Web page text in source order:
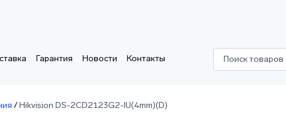
Гарантия Новости Контакты Поиск товаров
/Hikvision DS-2CD2123G2-IU(4mm)(D)